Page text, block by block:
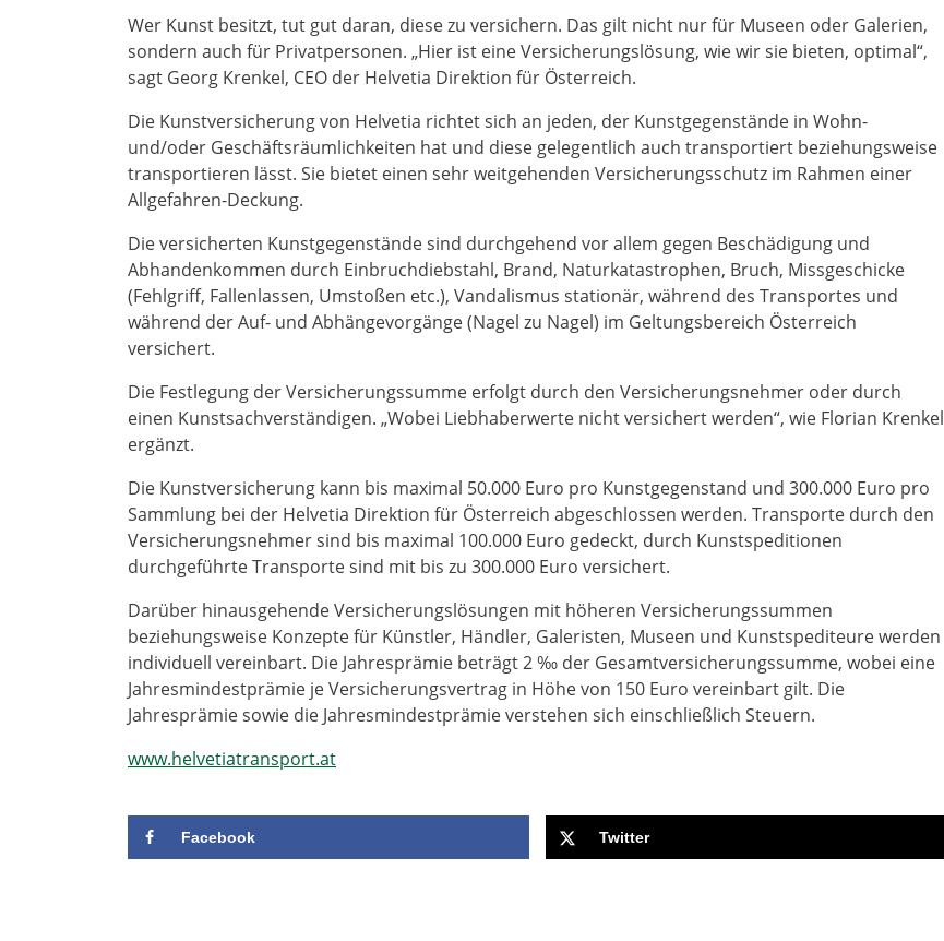
Wer Kunst besitzt, tut gut daran, diese zu versichern. Das gilt nicht nur für Museen oder Galerien,
sondern auch für Privatpersonen. „Hier ist eine Versicherungslösung, wie wir sie bieten, optimal“,
sagt Georg Krenkel, CEO der Helvetia Direktion für Österreich.
Die Kunstversicherung von Helvetia richtet sich an jeden, der Kunstgegenstände in Wohn-
und/oder Geschäftsräumlichkeiten hat und diese gelegentlich auch transportiert beziehungsweise
transportieren lässt. Sie bietet einen sehr weitgehenden Versicherungsschutz im Rahmen einer
Allgefahren-Deckung.
Die versicherten Kunstgegenstände sind durchgehend vor allem gegen Beschädigung und
Abhandenkommen durch Einbruchdiebstahl, Brand, Naturkatastrophen, Bruch, Missgeschicke
(Fehlgriff, Fallenlassen, Umstoßen etc.), Vandalismus stationär, während des Transportes und
während der Auf- und Abhängevorgänge (Nagel zu Nagel) im Geltungsbereich Österreich
versichert.
Die Festlegung der Versicherungssumme erfolgt durch den Versicherungsnehmer oder durch
einen Kunstsachverständigen. „Wobei Liebhaberwerte nicht versichert werden“, wie Florian Krenkel
ergänzt.
Die Kunstversicherung kann bis maximal 50.000 Euro pro Kunstgegenstand und 300.000 Euro pro
Sammlung bei der Helvetia Direktion für Österreich abgeschlossen werden. Transporte durch den
Versicherungsnehmer sind bis maximal 100.000 Euro gedeckt, durch Kunstspeditionen
durchgeführte Transporte sind mit bis zu 300.000 Euro versichert.
Darüber hinausgehende Versicherungslösungen mit höheren Versicherungssummen
beziehungsweise Konzepte für Künstler, Händler, Galeristen, Museen und Kunstspediteure werden
individuell vereinbart. Die Jahresprämie beträgt 2 ‰ der Gesamtversicherungssumme, wobei eine
Jahresmindestprämie je Versicherungsvertrag in Höhe von 150 Euro vereinbart gilt. Die
Jahresprämie sowie die Jahresmindestprämie verstehen sich einschließlich Steuern.
www.helvetiatransport.at
Facebook Twitter